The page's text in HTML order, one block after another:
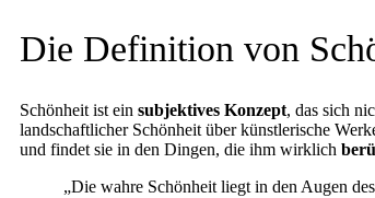
Die Definition von
Schönheit ist ein subjektives Konzept, das sich
landschaftlicher Schönheit über künstlerische
und findet sie in den Dingen, die ihm wirklich
„Die wahre Schönheit liegt in den Augen